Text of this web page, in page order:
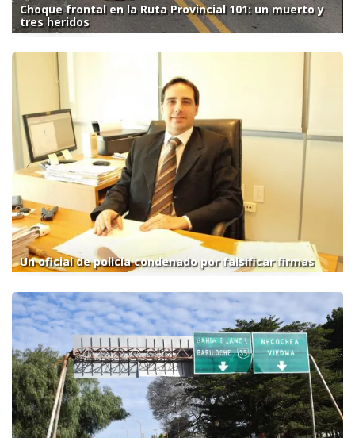
Choque frontal en la Ruta Provincial 101: un muerto y
tres heridos
Un oficial de policía condenado por falsificar firmas